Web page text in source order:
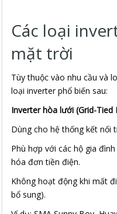
Các loại
mặt trời
Tùy thuộc vào nhu cầu và
loại inverter phổ biến sau:
Inverter hòa lưới (Grid-Tied
Dùng cho hệ thống kết nối
Phù hợp với các hộ gia
hóa đơn tiền điện.
Không hoạt động khi mất
bổ sung).